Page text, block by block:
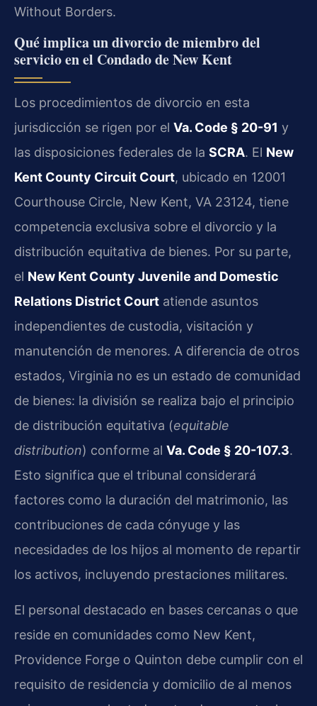
Without Borders.
Qué implica un divorcio de miembro del
servicio en el Condado de New Kent
Los procedimientos de divorcio en esta
jurisdicción se rigen por el Va. Code § 20-91 y
las disposiciones federales de la SCRA. El New
Kent County Circuit Court, ubicado en 12001
Courthouse Circle, New Kent, VA 23124, tiene
competencia exclusiva sobre el divorcio y la
distribución equitativa de bienes. Por su parte,
el New Kent County Juvenile and Domestic
Relations District Court atiende asuntos
independientes de custodia, visitación y
manutención de menores. A diferencia de otros
estados, Virginia no es un estado de comunidad
de bienes: la división se realiza bajo el principio
de distribución equitativa (equitable
distribution) conforme al Va. Code § 20-107.3.
Esto significa que el tribunal considerará
factores como la duración del matrimonio, las
contribuciones de cada cónyuge y las
necesidades de los hijos al momento de repartir
los activos, incluyendo prestaciones militares.
El personal destacado en bases cercanas o que
reside en comunidades como New Kent,
Providence Forge o Quinton debe cumplir con el
requisito de residencia y domicilio de al menos